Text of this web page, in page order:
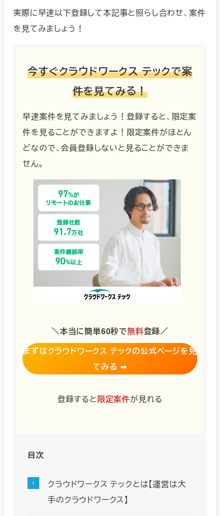
実際に早速以下登録して本記事と照らし合わせ、案件
を見てみましょう！
今すぐクラウドワークス テックで案
件を見てみる！
早速案件を見てみましょう！登録すると、限定案
件を見ることができますよ！限定案件がほとん
どなので、会員登録しないと見ることができま
せん。
＼本当に簡単60秒で無料登録／
まずはクラウドワークス テックの公式ページを見
てみる ➡︎
登録すると限定案件が見れる
目次
クラウドワークス テックとは【運営は大
手のクラウドワークス】